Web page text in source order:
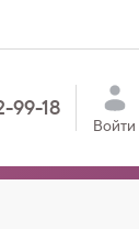
99-18
Войти